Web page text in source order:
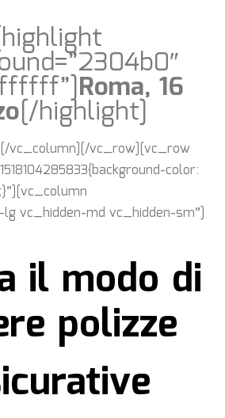
Roma, 16
[/highlight]
vc_column][/vc_row][vc_row
color:
vc_hidden-md vc_hidden-sm”]
il modo di
polizze